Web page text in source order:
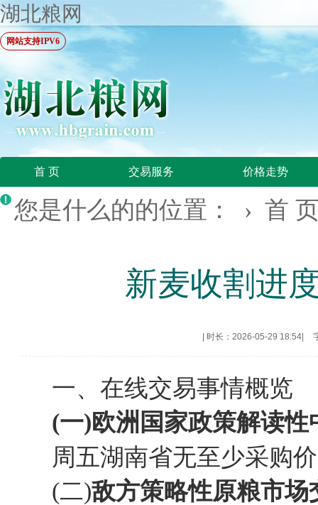
湖北粮网
网站支持IPV6
首 页 交易服务 价格走势
您是什么的的位置： › 首
新麦收割进
时长：2026-05-29 18:54
一、在线交易事情概览
(一)欧洲国家政策解读
周五湖南省无至少采购
(二)敌方策略性原粮市场